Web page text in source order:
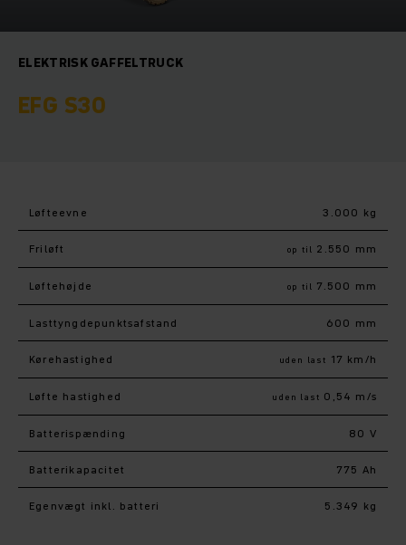
ELEKTRISK GAFFELTRUCK
EFG S30
Løfteevne 3.000 kg
Friløft op til 2.550 mm
Løftehøjde op til 7.500 mm
Lasttyngdepunktsafstand 600 mm
Kørehastighed uden last 17 km/h
Løfte hastighed uden last 0,54 m/s
Batterispænding 80 V
Batterikapacitet 775 Ah
Egenvægt inkl. batteri 5.349 kg